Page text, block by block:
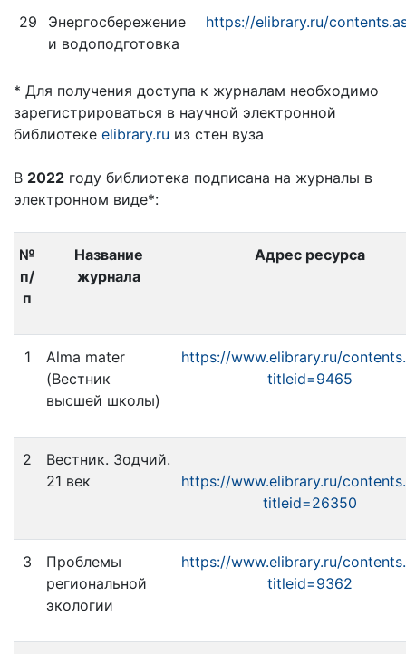
29
Энергосбережение
и водоподготовка
https://elibrary.ru/
* Для получения доступа к журналам необходимо
зарегистрироваться в научной электронной
библиотеке elibrary.ru из стен вуза
В 2022 году библиотека подписана на журналы в
электронном виде*:
№
п/
п
Название
журнала
Адрес ресурса
1
Alma mater
(Вестник
высшей школы)
https://www.elibrary.ru/
titleid=9465
2
Вестник. Зодчий.
21 век
https://www.elibrary.ru/
titleid=26350
3
Проблемы
региональной
экологии
https://www.elibrary.ru/
titleid=9362